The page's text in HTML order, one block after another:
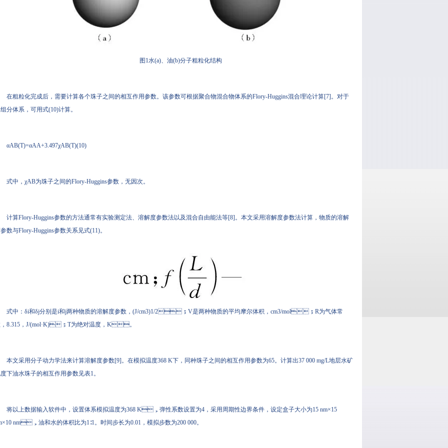
图1水(a)、油(b)分子粗粒化结构
在粗粒化完成后，需要计算各个珠子之间的相互作用参数。该参数可根据聚合物混合物体系的Flory-Huggins混合理论计算[7]。对于
分体系，可用式(10)计算。
αAB(T)=αAA+3.497χAB(T)(10)
式中，χAB为珠子之间的Flory-Huggins参数，无因次。
计算Flory-Huggins参数的方法通常有实验测定法、溶解度参数法以及混合自由能法等[8]。本文采用溶解度参数法计算，物质的溶解
数与Flory-Huggins参数关系见式(11)。
式中：δi和δj分别是i和j两种物质的溶解度参数，(J/cm3)1/2；V是两种物质的平均摩尔体积，cm3/mol；R为气体常
，8.315，J/(mol·K)；T为绝对温度，K。
本文采用分子动力学法来计算溶解度参数[9]。在模拟温度368 K下，同种珠子之间的相互作用参数为65。计算出37 000 mg/L地层水矿
下油水珠子的相互作用参数见表1。
将以上数据输入软件中，设置体系模拟温度为368 K，弹性系数设置为4，采用周期性边界条件，设定盒子大小为15 nm×15
nm，油和水的体积比为1∶1。时间步长为0.01，模拟步数为200 000。